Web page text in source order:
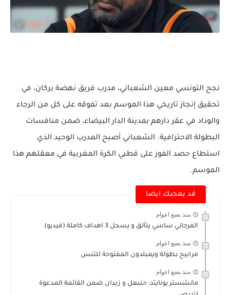
نجح التونسي معين الشعباني، مدرب فريق نهضة بركان، في
تحقيق إنجاز تاريخي هذا الموسم بعد تفوقه على كل من الرجاء
والوداد في عقر دارهم بمدينة الدار البيضاء، ضمن منافسات
البطولة الاحترافية. الشعباني أصبح المدرب الوحيد الذي
استطاع حصد الفوز على قطبي الكرة المغربية في معقلهم هذا
الموسم.
قد يعجبك ايضا
منذ بضع اعوام
الفرجاني ساسي يتألق و يسجل 3 اهداف كاملة (فيديو)
منذ بضع اعوام
مرابيح بطولة ويمبلدون المفتوحة للتنس
منذ بضع اعوام
مانشستر يونايتد: حنبعل و زيدان ضمن القائمة المدعوة